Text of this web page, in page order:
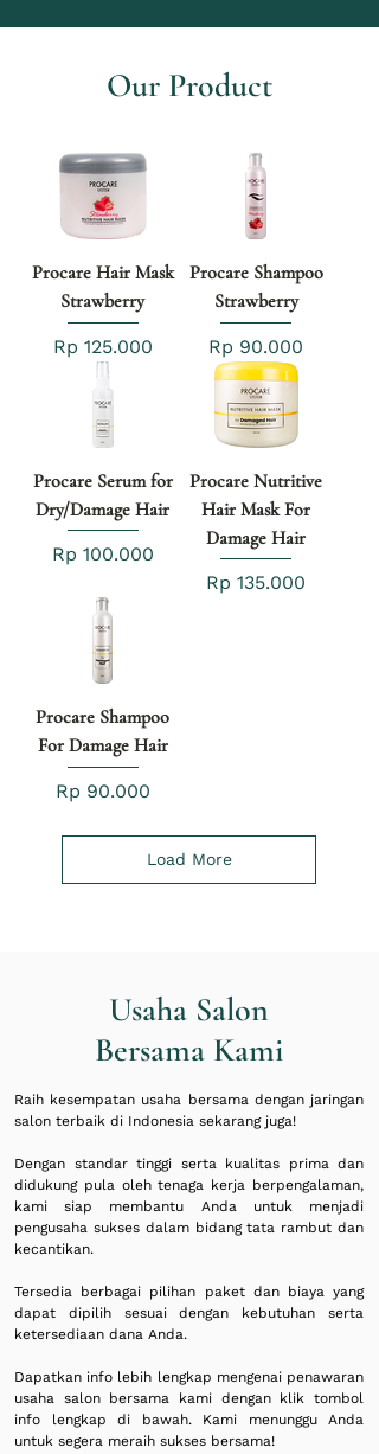
Our Product
Procare Hair Mask
Strawberry
Price
Rp 125.000
Procare Shampoo
Strawberry
Price
Rp 90.000
Procare Serum for
Dry/Damage Hair
Price
Rp 100.000
Procare Nutritive
Hair Mask For
Damage Hair
Price
Rp 135.000
Procare Shampoo
For Damage Hair
Price
Rp 90.000
Load More
Usaha Salon
Bersama Kami
Raih kesempatan usaha bersama dengan jaringan
salon terbaik di Indonesia sekarang juga!
Dengan standar tinggi serta kualitas prima dan
didukung pula oleh tenaga kerja berpengalaman,
kami siap membantu Anda untuk menjadi
pengusaha sukses dalam bidang tata rambut dan
kecantikan.
Tersedia berbagai pilihan paket dan biaya yang
dapat dipilih sesuai dengan kebutuhan serta
ketersediaan dana Anda.
Dapatkan info lebih lengkap mengenai penawaran
usaha salon bersama kami dengan klik tombol
info lengkap di bawah. Kami menunggu Anda
untuk segera meraih sukses bersama!